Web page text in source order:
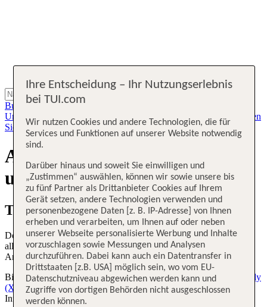
Buchung und Zahlung
UrlaubKundendatenGeschäftsbedingungen Kontakt
Urlaub planen
Sicherheit und ServiceAm Urlaubsort Flug planen
Aktuelle Fluginformationen
und Flugverspätungen
TUI fly Flugstatus
Der Flugstatus gilt für alle TUI fly Flüge (X3) und aktualisiert sich
alle 10 Minuten. Hier finden Sie die geplanten und aktuellen
Ankunft- und Abflugzeiten Ihres TUI fly Fluges.
Bitte beachten Sie die Hinweise unter „Zusatzinformationen TUI fly
(X3)“. In dieser Rubrik werden gegebenenfalls weitere relevante
Infos aufgeführt, wie zum Beispiel:
Ihre Entscheidung – Ihr Nutzungserlebnis
bei TUI.com
Wir nutzen Cookies und andere Technologien, die für
Services und Funktionen auf unserer Website notwendig
sind.
Darüber hinaus und soweit Sie einwilligen und
„Zustimmen“ auswählen, können wir sowie unsere bis
zu fünf Partner als Drittanbieter Cookies auf Ihrem
Gerät setzen, andere Technologien verwenden und
personenbezogene Daten [z. B. IP-Adresse] von Ihnen
erheben und verarbeiten, um Ihnen auf oder neben
unserer Webseite personalisierte Werbung und Inhalte
vorzuschlagen sowie Messungen und Analysen
durchzuführen. Dabei kann auch ein Datentransfer in
Drittstaaten [z.B. USA] möglich sein, wo vom EU-
Datenschutzniveau abgewichen werden kann und
Zugriffe von dortigen Behörden nicht ausgeschlossen
werden können.